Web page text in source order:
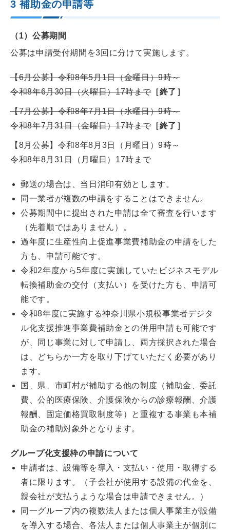
3 補助金の申請等
（1）公募期間
公募は申請受付期間を3回に分けて実施します。
【6月公募】令和8年5月1日（金曜日）9時～
令和8年6月30日（火曜日）17時まで［終了］
【7月公募】令和8年7月1日（水曜日）9時～
令和8年7月31日（金曜日）17時まで［終了］
【8月公募】 令和8年8月3日（月曜日）9時～
令和8年8月31日（月曜日）17時まで
郵送の場合は、当日消印有効とします。
同一業者が複数の申請をすることはできません。
公募期間中に提出された申請は全て審査を行います
（先着順ではありません）。
過年度に生産性向上促進事業費補助金の申請をした
方も、申請可能です。
令和2年度から5年度に実施していたビジネスモデル
転換補助金の交付（支払い）を受けた方も、申請可
能です。
令和8年度に実施する神奈川県小規模事業者デジタ
ル化支援推進事業費補助金との併用申請も可能です
が、同じ事業に対して申請し、両方採択された場合
は、どちらか一方を取り下げていただく必要があり
ます。
国、県、市町村が補助する他の制度（補助金、委託
費、公的医療保険、介護保険からの診療報酬、介護
報酬、固定価格買取制度等）と重複する事業も本補
助金の補助対象外となります。
グループ化支援枠の申請について
申請者は、設備等を導入・支払い・使用・取得する
者に限ります。（子会社が使用する設備の代金を、
親会社が支払うような場合は申請できません。）
同一グループ内の複数法人または個人事業主が設備
を導入する場合、各法人または個人事業主が個別に